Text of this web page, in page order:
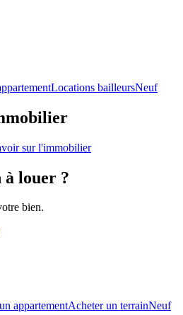
Locations bailleursNeuf
sur l'immobilier
à louer ?
bien.
appartementAcheter un terrainNeuf